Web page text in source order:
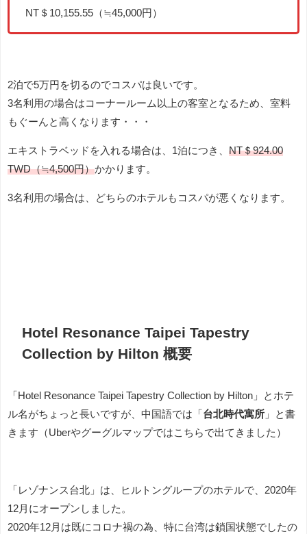
NT＄10,155.55（≒45,000円）
2泊で5万円を切るのでコスパは良いです。
3名利用の場合はコーナールーム以上の客室となるため、室料
もぐーんと高くなります・・・
エキストラベッドを入れる場合は、1泊につき、 NT＄924.00
TWD（≒4,500円）かかります。
3名利用の場合は、どちらのホテルもコスパが悪くなります。
Hotel Resonance Taipei Tapestry
Collection by Hilton 概要
「Hotel Resonance Taipei Tapestry Collection by Hilton」とホテ
ル名がちょっと長いですが、中国語では「台北時代寓所 」と書
きます（Uberやグーグルマップではこちらで出てきました）
「レゾナンス台北」は、ヒルトングループのホテルで、2020年
12月にオープンしました。
2020年12月は既にコロナ禍の為、特に台湾は鎖国状態でしたの